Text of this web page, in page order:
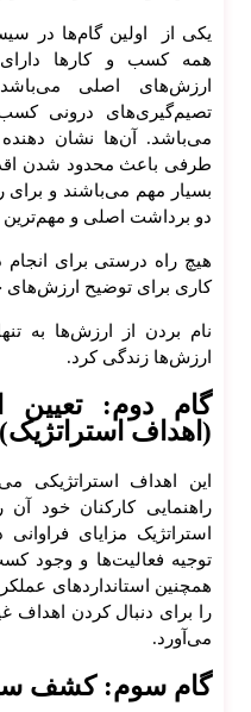
یکی از اولین گام‌ها در
همه کسب و کار‌ها
ارزش‌های اصلی
تصیم‌گیری‌های درونی
می‌باشد. آن‌ها نشان دهنده
طرفی باعث محدود شدن
بسیار مهم می‌باشند و
دو برداشت اصلی و مهم‌ترین
هیچ راه درستی برای
کاری برای توضیح
نام بردن از ارزش‌ها به
ارزش‌ها زندگی کرد.
گام دوم:
(اهداف استراتژیک)
این اهداف استراتژیکی
راهنمایی کارکنان خود
استراتژیک مزایای
توجیه فعالیت‌ها و وجود
همچنین استاندارد‌های
را برای دنبال کردن اهداف
می‌آورد.
گام سوم: کشف